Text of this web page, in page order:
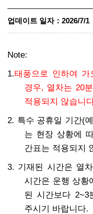
업데이트 일자： 2026/7/1
Note:
1.태풍으로 인하여
경우, 열차는 20
적용되지 않습니
2. 특수 공휴일 기간(
는 현장 상황에
간표는 적용되지
3. 기재된 시간은 열
시간은 운행 상황
된 시간보다 2~3
주시기 바랍니다.